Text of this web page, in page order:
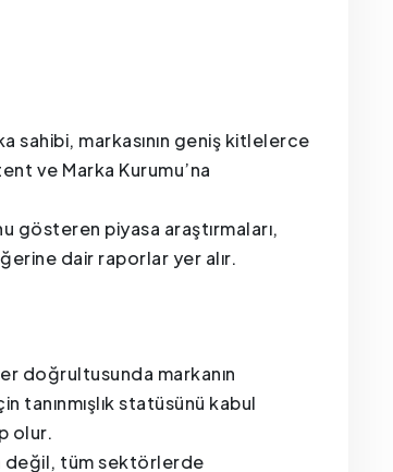
sahibi, markasının geniş kitlelerce
ve Marka Kurumu’na
gösteren piyasa araştırmaları,
dair raporlar yer alır.
doğrultusunda markanın
tanınmışlık statüsünü kabul
olur.
değil, tüm sektörlerde